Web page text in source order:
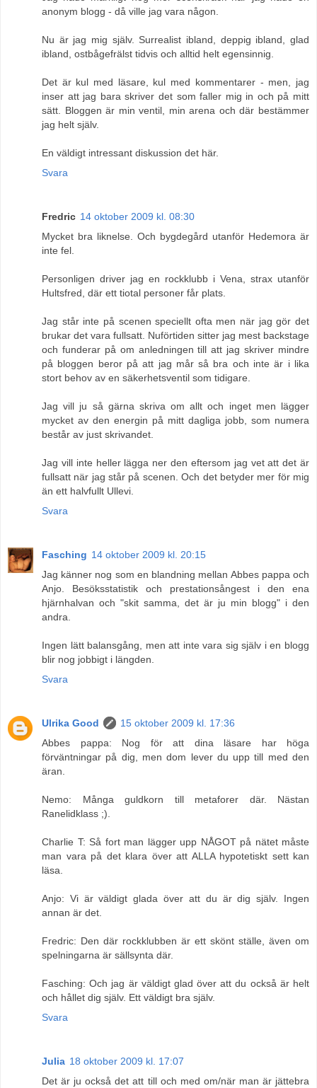
anonym blogg - då ville jag vara någon.
Nu är jag mig själv. Surrealist ibland, deppig ibland, glad
ibland, ostbågefrälst tidvis och alltid helt egensinnig.
Det är kul med läsare, kul med kommentarer - men, jag
inser att jag bara skriver det som faller mig in och på mitt
sätt. Bloggen är min ventil, min arena och där bestämmer
jag helt själv.
En väldigt intressant diskussion det här.
Svara
Fredric 14 oktober 2009 kl. 08:30
Mycket bra liknelse. Och bygdegård utanför Hedemora är
inte fel.
Personligen driver jag en rockklubb i Vena, strax utanför
Hultsfred, där ett tiotal personer får plats.
Jag står inte på scenen speciellt ofta men när jag gör det
brukar det vara fullsatt. Nuförtiden sitter jag mest backstage
och funderar på om anledningen till att jag skriver mindre
på bloggen beror på att jag mår så bra och inte är i lika
stort behov av en säkerhetsventil som tidigare.
Jag vill ju så gärna skriva om allt och inget men lägger
mycket av den energin på mitt dagliga jobb, som numera
består av just skrivandet.
Jag vill inte heller lägga ner den eftersom jag vet att det är
fullsatt när jag står på scenen. Och det betyder mer för mig
än ett halvfullt Ullevi.
Svara
Fasching 14 oktober 2009 kl. 20:15
Jag känner nog som en blandning mellan Abbes pappa och
Anjo. Besöksstatistik och prestationsångest i den ena
hjärnhalvan och "skit samma, det är ju min blogg" i den
andra.
Ingen lätt balansgång, men att inte vara sig själv i en blogg
blir nog jobbigt i längden.
Svara
Ulrika Good
15 oktober 2009 kl. 17:36
Abbes pappa: Nog för att dina läsare har höga
förväntningar på dig, men dom lever du upp till med den
äran.
Nemo: Många guldkorn till metaforer där. Nästan
Ranelidklass ;).
Charlie T: Så fort man lägger upp NÅGOT på nätet måste
man vara på det klara över att ALLA hypotetiskt sett kan
läsa.
Anjo: Vi är väldigt glada över att du är dig själv. Ingen
annan är det.
Fredric: Den där rockklubben är ett skönt ställe, även om
spelningarna är sällsynta där.
Fasching: Och jag är väldigt glad över att du också är helt
och hållet dig själv. Ett väldigt bra själv.
Svara
Julia 18 oktober 2009 kl. 17:07
Det är ju också det att till och med om/när man är jättebra